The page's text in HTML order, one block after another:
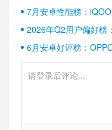
7月安卓性能榜：
2026年Q2用户偏好榜
6月安卓好评榜：